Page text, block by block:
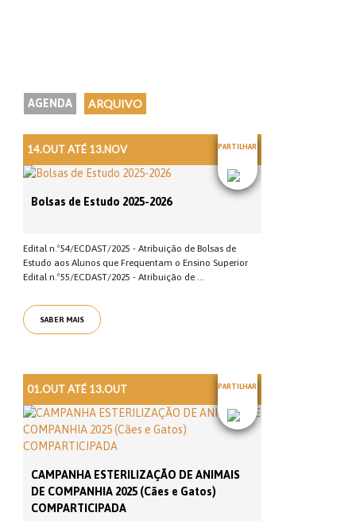
AGENDA ARQUIVO
14.OUT ATÉ 13.NOV PARTILHAR
Bolsas de Estudo 2025-2026
Edital n.º54/ECDAST/2025 - Atribuição de Bolsas de
Estudo aos Alunos que Frequentam o Ensino Superior
Edital n.º55/ECDAST/2025 - Atribuição de ...
SABER MAIS
01.OUT ATÉ 13.OUT PARTILHAR
CAMPANHA ESTERILIZAÇÃO DE ANIMAIS
DE COMPANHIA 2025 (Cães e Gatos)
COMPARTICIPADA